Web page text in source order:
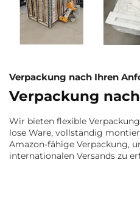
Verpackung nach Ihren
Verpackung
Wir bieten flexible
lose Ware, vollständig
Amazon-fähige Verpackung,
internationalen Versands zu